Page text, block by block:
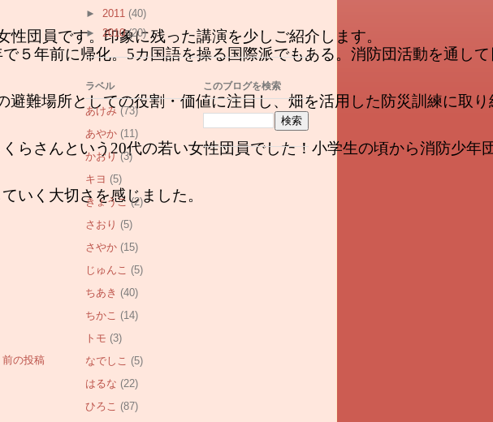
団員です。印象に残った講演を少しご紹介します。
５年前に帰化。5カ国語を操る国際派でもある。消防団活動を通
難場所としての役割・価値に注目し、畑を活用した防災訓練に
さんという20代の若い女性団員でした！小学生の頃から消防少
いく大切さを感じました。
前の投稿
► 2011 (40)
► 2010(20)
ラベル
あけみ (73)
あやか (11)
かおり (3)
キヨ (5)
きょうこ (2)
さおり (5)
さやか (15)
じゅんこ (5)
ちあき (40)
ちかこ (14)
トモ (3)
なでしこ (5)
はるな (22)
ひろこ (87)
このブログを検索